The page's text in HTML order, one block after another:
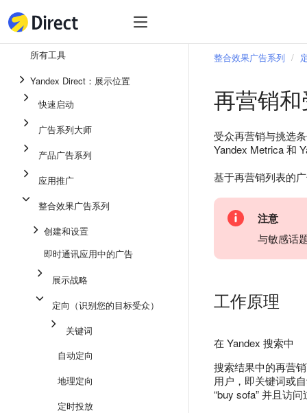
即时通讯应用中的广告
所有工具
Yandex Direct：展示位置
快速启动
广告系列大师
产品广告系列
应用推广
整合效果广告系列
创建和设置
即时通讯应用中的广告
展示战略
定向（识别您的目标受众）
关键词
自动定向
地理定向
定时投放
整合效果广告系列
再营销
受众再营销与挑选
Yandex Metrica 和
基于再营销列表的
注意
与敏感话
工作原理
在 Yandex 搜索中
搜索结果中的再营
用户，即关键词或
“buy sofa” 并且访